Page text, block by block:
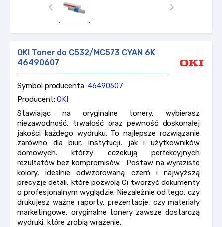
 
OKI Toner do C532/MC573 CYAN 6K
46490607
Symbol producenta: 46490607
Producent: OKI
Stawiając na oryginalne tonery, wybierasz
niezawodność, trwałość oraz pewność doskonałej
jakości każdego wydruku. To najlepsze rozwiązanie
zarówno dla biur, instytucji, jak i użytkowników
domowych, którzy oczekują perfekcyjnych
rezultatów bez kompromisów. Postaw na wyraziste
kolory, idealnie odwzorowaną czerń i najwyższą
precyzję detali, które pozwolą Ci tworzyć dokumenty
o profesjonalnym wyglądzie. Niezależnie od tego, czy
drukujesz ważne raporty, prezentacje, czy materiały
marketingowe, oryginalne tonery zawsze dostarczą
wydruki, które zrobią wrażenie.